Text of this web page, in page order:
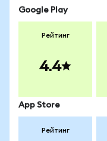
Google Play
Рейтинг
4.4
App Store
Рейтинг